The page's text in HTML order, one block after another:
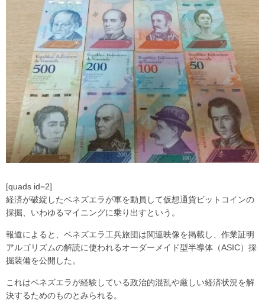
[quads id=2]
経済が破綻したベネズエラが軍を動員して仮想通貨ビットコインの
採掘、いわゆるマイニングに乗り出すという。
報道によると、ベネズエラ工兵旅団は関連映像を掲載し、作業証明
アルゴリズムの解読に使われるオーダーメイド型半導体（ASIC）採
掘装備を公開した。
これはベネズエラが経験している政治的混乱や厳しい経済状況を解
決するためのものとみられる。